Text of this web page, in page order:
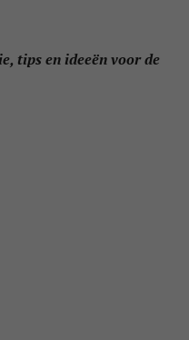
tips en ideeën voor de